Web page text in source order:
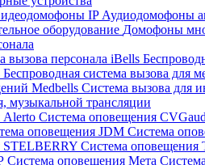
IP Аудиодомофоны
оборудование Домофоны
вызова персонала iBells
Беспроводная система вызова для
Medbells Система вызова для
музыкальной трансляции
Alerto Система оповещения
оповещения JDM Система
STELBERRY Система оповещения
Система оповещения Мета